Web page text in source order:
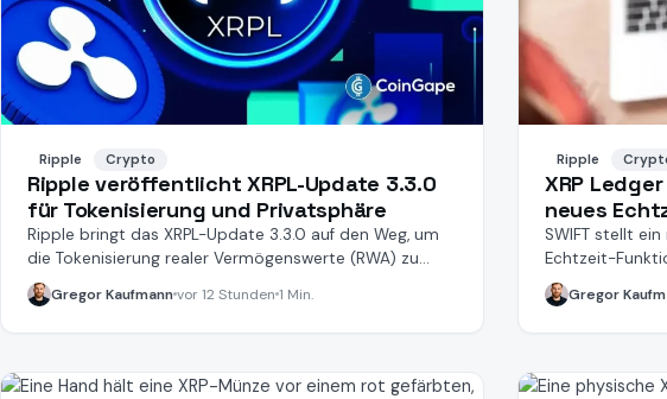
Ripple Crypto
Ripple veröffentlicht XRPL-Update 3.3.0
für Tokenisierung und Privatsphäre
Ripple bringt das XRPL-Update 3.3.0 auf den Weg, um
die Tokenisierung realer Vermögenswerte (RWA) zu
verbessern.
Gregor Kaufmannvor 12 Stunden 1 Min.
Ripple
XRP
neues
SWIFT stellt
Echtzeit-
anbietet.
Gregor